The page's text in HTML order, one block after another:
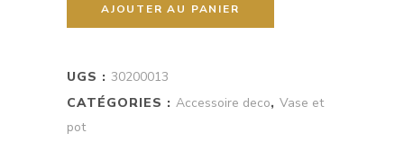
AJOUTER AU PANIER
UGS : 30200013
CATÉGORIES : Accessoire deco, Vase et
pot